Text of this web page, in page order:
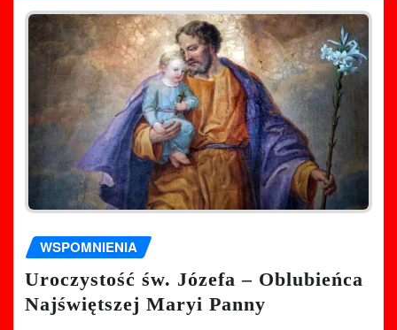
WSPOMNIENIA
Uroczystość św. Józefa – Oblubieńca
Najświętszej Maryi Panny